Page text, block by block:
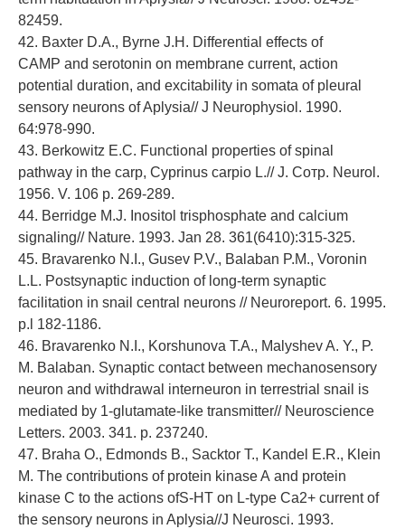
82459.
42. Baxter D.A., Byrne J.H. Differential effects of
CAMP and serotonin on membrane current, action
potential duration, and excitability in somata of pleural
sensory neurons of Aplysia// J Neurophysiol. 1990.
64:978-990.
43. Berkowitz E.C. Functional properties of spinal
pathway in the carp, Cyprinus carpio L.// J. Сотр. Neurol.
1956. V. 106 p. 269-289.
44. Berridge M.J. Inositol trisphosphate and calcium
signaling// Nature. 1993. Jan 28. 361(6410):315-325.
45. Bravarenko N.I., Gusev P.V., Balaban P.M., Voronin
L.L. Postsynaptic induction of long-term synaptic
facilitation in snail central neurons // Neuroreport. 6. 1995.
p.l 182-1186.
46. Bravarenko N.I., Korshunova T.A., Malyshev A. Y., P.
M. Balaban. Synaptic contact between mechanosensory
neuron and withdrawal interneuron in terrestrial snail is
mediated by 1-glutamate-like transmitter// Neuroscience
Letters. 2003. 341. p. 237240.
47. Braha O., Edmonds В., Sacktor Т., Kandel E.R., Klein
M. The contributions of protein kinase A and protein
kinase С to the actions ofS-HT on L-type Ca2+ current of
the sensory neurons in Aplysia//J Neurosci. 1993.